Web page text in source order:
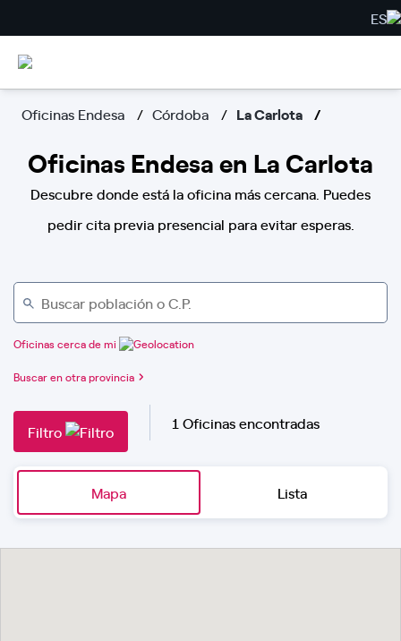
ES
Oficinas Endesa Córdoba La Carlota
Oficinas Endesa en La Carlota
Descubre donde está la oficina más cercana. Puedes
pedir cita previa presencial para evitar esperas.
Oficinas cerca de mi
Buscar en otra provincia
Filtro 1 Oficinas encontradas
Mapa Lista